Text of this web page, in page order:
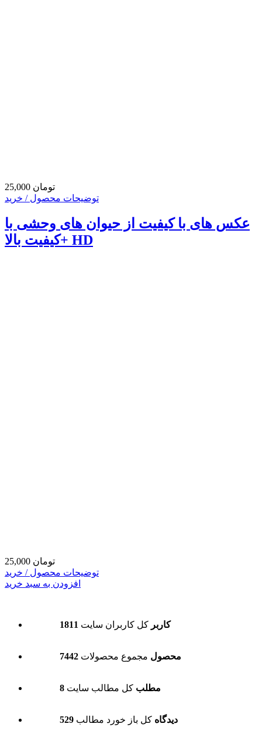
25,000 تومان
توضیحات محصول / خرید
عکس های با کیفیت از حیوان های وحشی با
کیفیت بالا+ HD
25,000 تومان
توضیحات محصول / خرید
افزودن به سبد خرید
1811 کاربر کل کاربران سایت
7442 محصول مجموع محصولات
8 مطلب کل مطالب سایت
529 دیدگاه کل باز خورد مطالب